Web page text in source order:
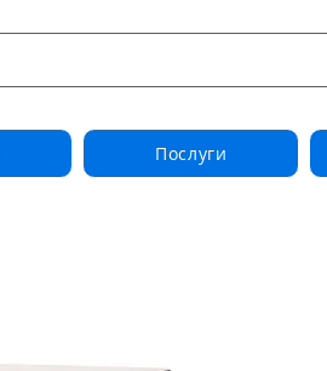
Послуги